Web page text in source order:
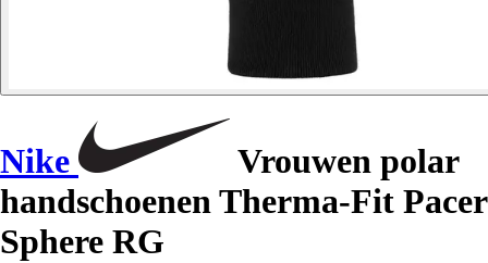
Nike
Vrouwen polar
handschoenen Therma-Fit Pacer
Sphere RG